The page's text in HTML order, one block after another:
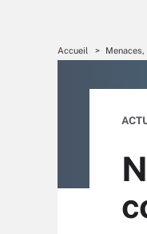
Accueil Menaces,